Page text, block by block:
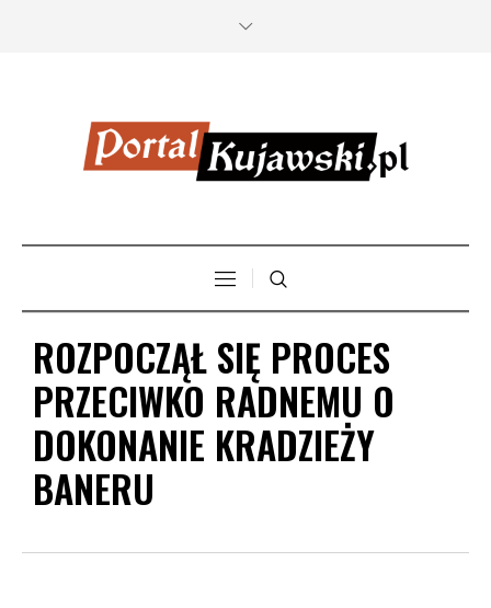
ROZPOCZĄŁ SIĘ PROCES
PRZECIWKO RADNEMU O
DOKONANIE KRADZIEŻY
BANERU